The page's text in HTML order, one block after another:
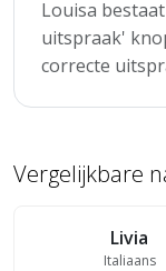
Louisa
uitspraak'
correcte
Vergelijkbare
Livia
Italiaans